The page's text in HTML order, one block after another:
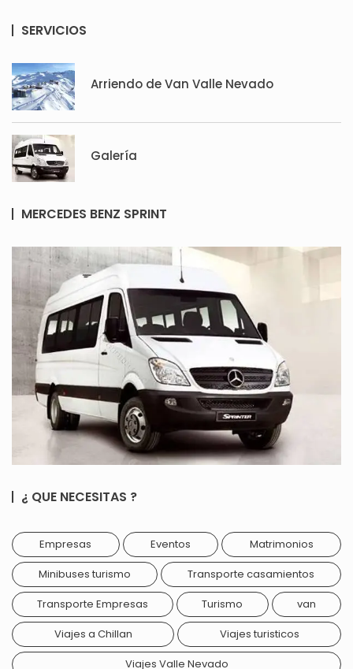
SERVICIOS
Arriendo de Van Valle Nevado
Galería
MERCEDES BENZ SPRINT
¿ QUE NECESITAS ?
Empresas Eventos
Matrimonios
Minibuses turismo
Transporte casamientos
Transporte Empresas
Turismo
van
Viajes a Chillan
Viajes turisticos
Viajes Valle Nevado